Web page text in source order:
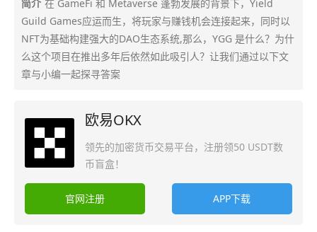
简介 在 GameFi 和 Metaverse 蓬勃发展的背景下，Yield
Guild Games应运而生，将玩家与赚钱机会连接起来，同时以
NFT为基础构建强大的DAO生态系统,那么，YGG 是什么？为什
么这个项目在推出多年后依然如此吸引人？让我们通过以下文
章与小编一起探寻答案
欧易OKX
领先的加密货币交易平台，注册领50 USDT数
币盲盒！
官网注册 APP下载